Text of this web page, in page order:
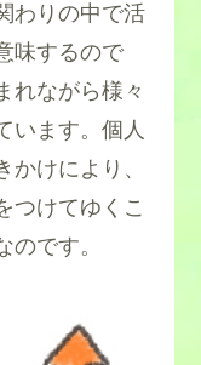
わりの中で活
味するので
れながら様々
います。個人
けにより、
つけてゆくこ
のです。